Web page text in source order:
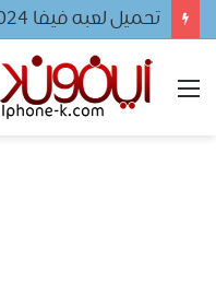
تحميل لعبه فيفا ٢٠٢٤ للجوال
القائمة